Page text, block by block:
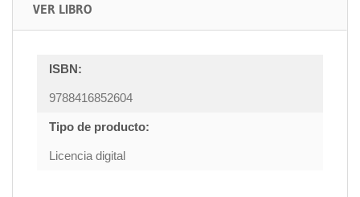
VER LIBRO
ISBN:
9788416852604
Tipo de producto:
Licencia digital